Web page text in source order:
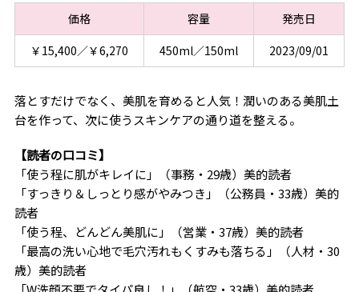
価格 容量
発売日
￥15,400／￥6,270
450ml／150ml 2023/09/01
落とすだけでなく、美肌を育めると人気！潤いのある美肌土
台を作って、次に使うスキンケアの通り道を整える。
【読者の口コミ】
「使う程に肌がキレイに」（事務・29歳）美的読者
「すっきり＆しっとり感がやみつき」（公務員・33歳）美的
読者
「使う程、どんどん美肌に」（営業・37歳）美的読者
「最高の洗い心地で毛穴汚れもくすみも落ちる」（人材・30
歳）美的読者